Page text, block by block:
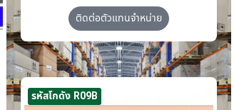
ติดต่อตัวแทนจำหน่าย
รหัสโกดัง R09B